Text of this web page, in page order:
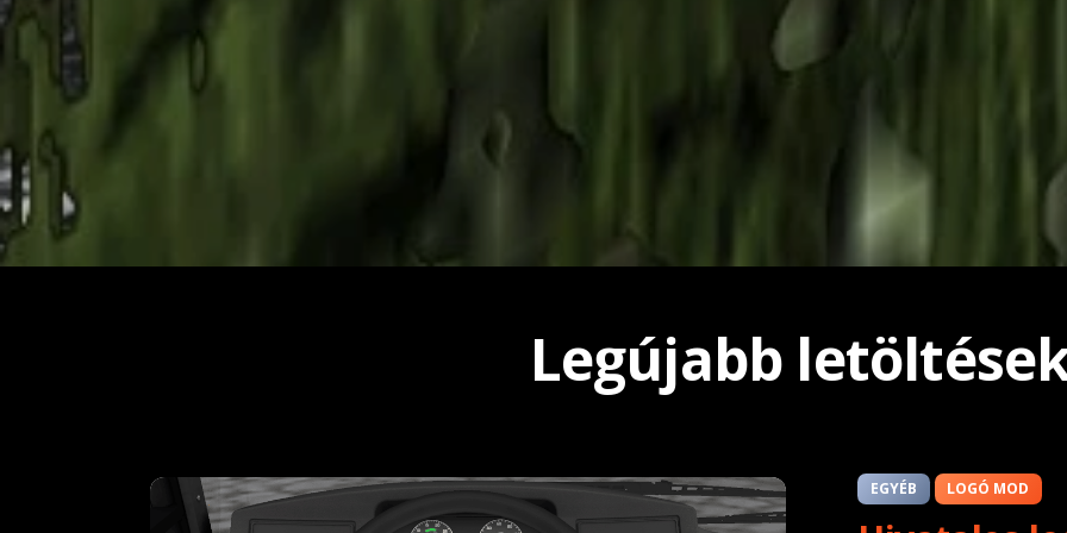
Legújabb
EGYÉB LOGÓ MOD